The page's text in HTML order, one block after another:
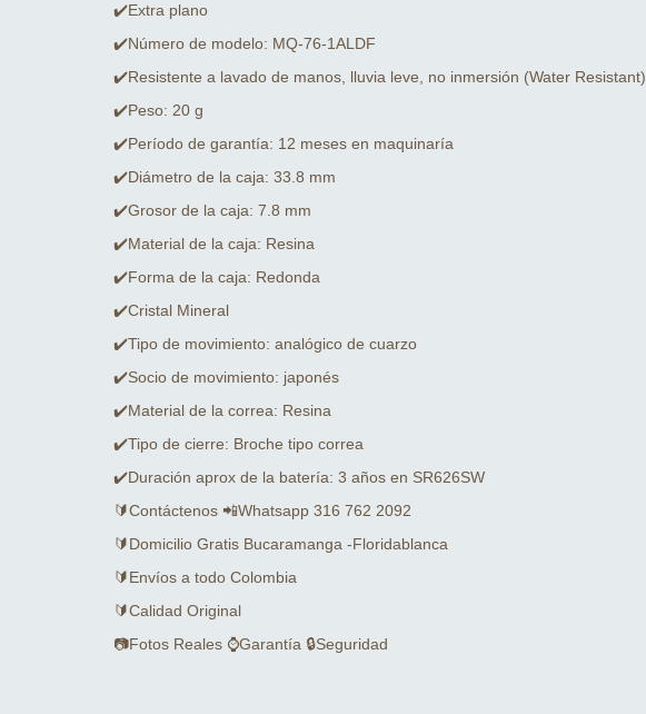
✔️Extra plano
✔️Número de modelo: MQ-76-1ALDF
✔️Resistente a lavado de manos, lluvia leve, no inmersión (Water Resistant)
✔️Peso: 20 g
✔️Período de garantía: 12 meses en maquinaría
✔️Diámetro de la caja: 33.8 mm
✔️Grosor de la caja: 7.8 mm
✔️Material de la caja: Resina
✔️Forma de la caja: Redonda
✔️Cristal Mineral
✔️Tipo de movimiento: analógico de cuarzo
✔️Socio de movimiento: japonés
✔️Material de la correa: Resina
✔️Tipo de cierre: Broche tipo correa
✔️Duración aprox de la batería: 3 años en SR626SW
🔰Contáctenos 📲Whatsapp 316 762 2092
🔰Domicilio Gratis Bucaramanga -Floridablanca
🔰Envíos a todo Colombia
🔰Calidad Original
📷Fotos Reales ⌚Garantía 🔒Seguridad